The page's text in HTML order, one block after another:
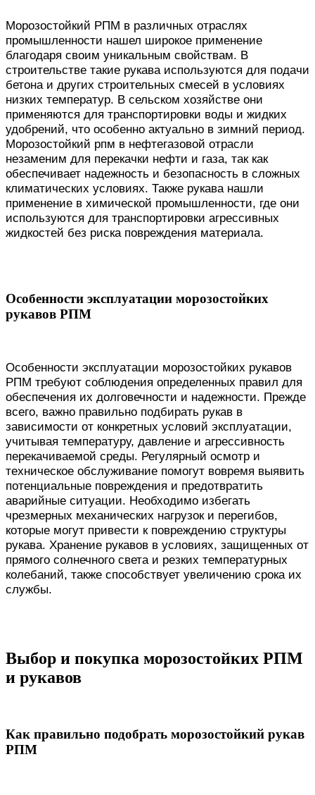
Морозостойкий РПМ в различных отраслях
промышленности нашел широкое применение
благодаря своим уникальным свойствам. В
строительстве такие рукава используются для подачи
бетона и других строительных смесей в условиях
низких температур. В сельском хозяйстве они
применяются для транспортировки воды и жидких
удобрений, что особенно актуально в зимний период.
Морозостойкий рпм в нефтегазовой отрасли
незаменим для перекачки нефти и газа, так как
обеспечивает надежность и безопасность в сложных
климатических условиях. Также рукава нашли
применение в химической промышленности, где они
используются для транспортировки агрессивных
жидкостей без риска повреждения материала.
Особенности эксплуатации морозостойких
рукавов РПМ
Особенности эксплуатации морозостойких рукавов
РПМ требуют соблюдения определенных правил для
обеспечения их долговечности и надежности. Прежде
всего, важно правильно подбирать рукав в
зависимости от конкретных условий эксплуатации,
учитывая температуру, давление и агрессивность
перекачиваемой среды. Регулярный осмотр и
техническое обслуживание помогут вовремя выявить
потенциальные повреждения и предотвратить
аварийные ситуации. Необходимо избегать
чрезмерных механических нагрузок и перегибов,
которые могут привести к повреждению структуры
рукава. Хранение рукавов в условиях, защищенных от
прямого солнечного света и резких температурных
колебаний, также способствует увеличению срока их
службы.
Выбор и покупка морозостойких РПМ
и рукавов
Как правильно подобрать морозостойкий рукав
РПМ